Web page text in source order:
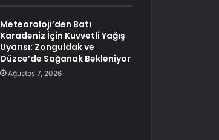
Meteoroloji’den Batı
Karadeniz İçin Kuvvetli Yağış
Uyarısı: Zonguldak ve
Düzce’de Sağanak Bekleniyor
Ağustos 7, 2026